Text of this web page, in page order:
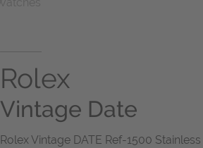
Rolex
Vintage Date
Rolex Vintage DATE Ref-1500